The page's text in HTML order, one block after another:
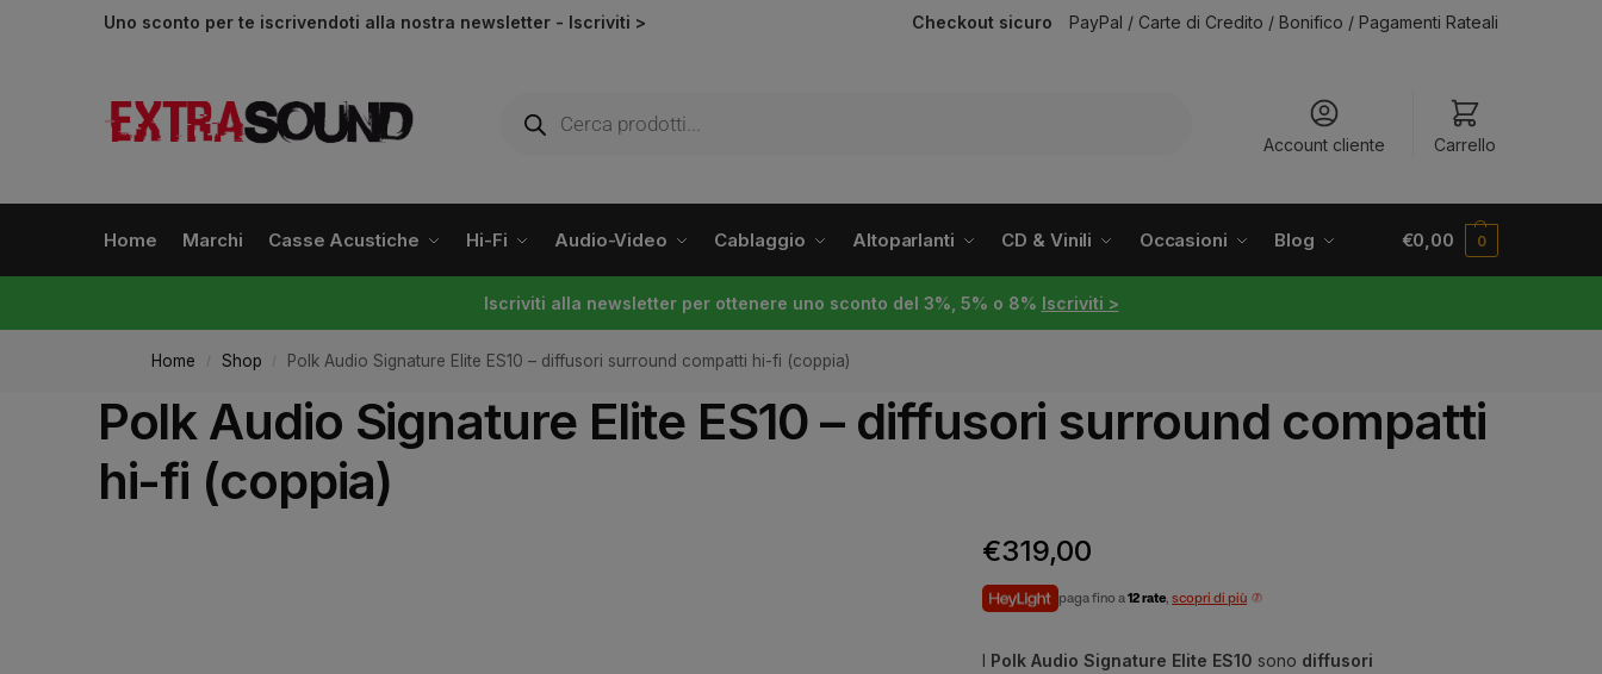
Uno sconto per te iscrivendoti alla nostra newsletter - Iscriviti > Checkout sicuro PayPal / Carte di Credito / Bonifico / Pagamenti Rateali
Account cliente Carrello
Home Marchi Casse Acustiche Hi-Fi Audio-Video Cablaggio Altoparlanti CD & Vinili Occasioni Blog €0,00 0
Iscriviti alla newsletter per ottenere uno sconto del 3%, 5% o 8% Iscriviti >
Home / Shop / Polk Audio Signature Elite ES10 – diffusori surround compatti hi-fi (coppia)
Polk Audio Signature Elite ES10 – diffusori surround compatti
hi-fi (coppia)
€319,00
paga fino a12 rate,scopri di più
I Polk Audio Signature Elite ES10 sono diffusori